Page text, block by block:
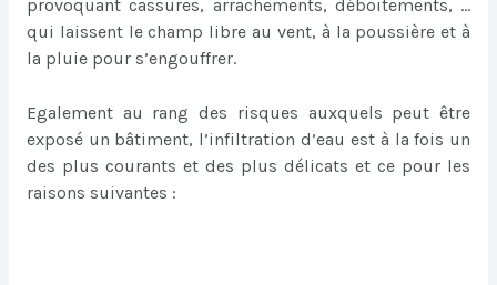
provoquant cassures, arrachements, déboitements, …
qui laissent le champ libre au vent, à la poussière et à
la pluie pour s’engouffrer.
Egalement au rang des risques auxquels peut être
exposé un bâtiment, l’infiltration d’eau est à la fois un
des plus courants et des plus délicats et ce pour les
raisons suivantes :